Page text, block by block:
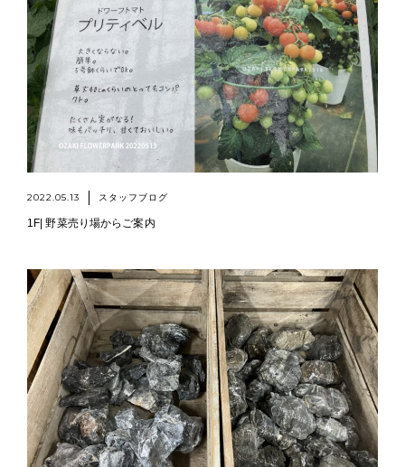
2022.05.13 スタッフブログ
1F| 野菜売り場からご案内